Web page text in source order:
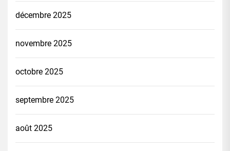
décembre 2025
novembre 2025
octobre 2025
septembre 2025
août 2025